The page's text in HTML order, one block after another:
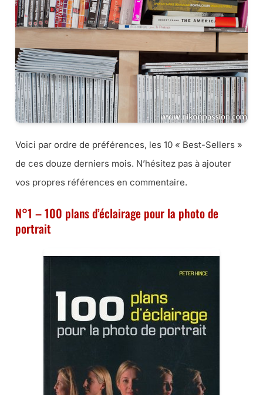
Voici par ordre de préférences, les 10 « Best-Sellers »
de ces douze derniers mois. N’hésitez pas à ajouter
vos propres références en commentaire.
N°1 – 100 plans d’éclairage pour la photo de
portrait